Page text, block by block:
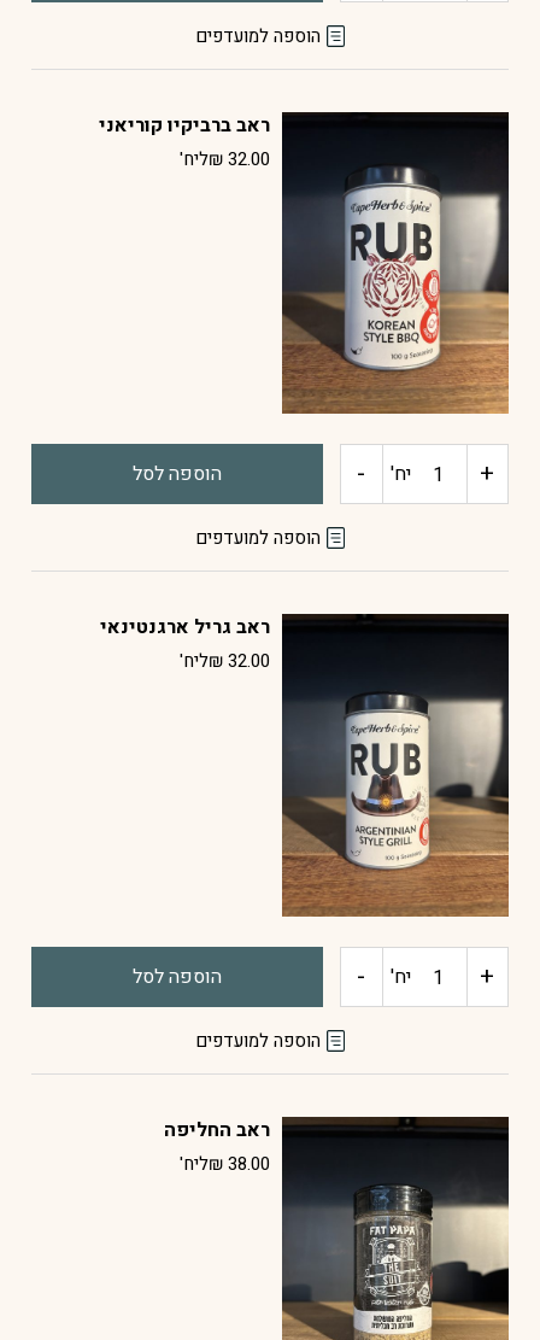
יווני
הוספה למועדפים
ראב ברביקיו קוריאני
₪32.00 ליח'
+ כמות
קוריאני
יח' - הוספה לסל
הוספה למועדפים
ראב גריל ארגנטינאי
₪32.00 ליח'
+ כמות
ארגנטינאי
יח' - הוספה לסל
הוספה למועדפים
ראב החליפה
₪38.00 ליח'